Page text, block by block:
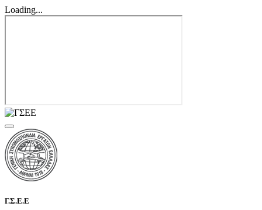
Loading...
Γ.Σ.Ε.Ε